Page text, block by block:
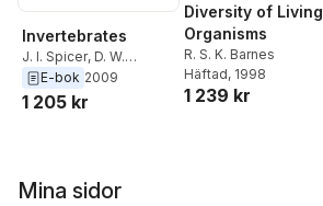
Invertebrates
J. I. Spicer, D. W.
Golding, P. J. W. Olive
Peter P. Calow
E-bok 2009
1 205 kr
Diversity of Living
Organisms
R. S. K. Barnes
Häftad, 1998
1 239 kr
Mina sidor